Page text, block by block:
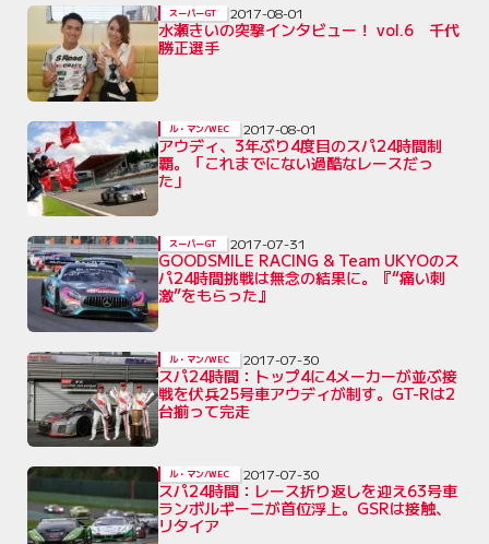
水瀬きいの突撃インタビュー！ vol.6 千代
勝正選手
スーパーGT 2017-08-01
アウディ、3年ぶり4度目のスパ24時間制
覇。「これまでにない過酷なレースだっ
た」
ル・マン/WEC 2017-08-01
GOODSMILE RACING & Team UKYOのス
パ24時間挑戦は無念の結果に。『“痛い刺
激”をもらった』
スーパーGT 2017-07-31
スパ24時間：トップ4に4メーカーが並ぶ接
戦を伏兵25号車アウディが制す。GT-Rは2
台揃って完走
ル・マン/WEC 2017-07-30
スパ24時間：レース折り返しを迎え63号車
ランボルギーニが首位浮上。GSRは接触、
リタイア
ル・マン/WEC 2017-07-30